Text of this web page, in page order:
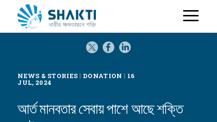
H
o
NEWS & STORIES | DONATION | 16
JUL, 2024
আর্ত মানবতার সেবায় পাশে আছে শক্তি